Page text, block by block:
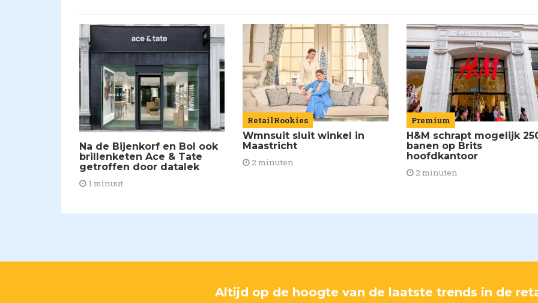
Na de Bijenkorf en Bol ook
brillenketen Ace & Tate
getroffen door datalek
1 minuut
RetailRookies
Wmnsuit sluit winkel in
Maastricht
2 minuten
Premium
H&M schrapt mogelijk
banen op Brits
hoofdkantoor
2 minuten
Altijd op de hoogte van de laatste trends in de